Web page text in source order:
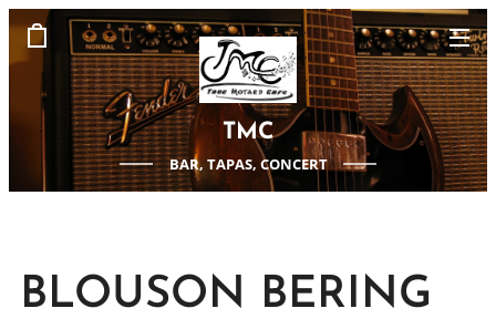
TMC
BAR, TAPAS, CONCERT
BLOUSON BERING